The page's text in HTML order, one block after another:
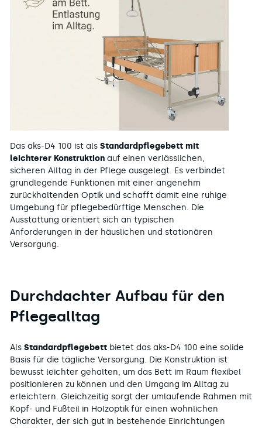
Das aks-D4 100 ist als Standardpflegebett mit
leichterer Konstruktion auf einen verlässlichen,
sicheren Alltag in der Pflege ausgelegt. Es verbindet
grundlegende Funktionen mit einer angenehm
zurückhaltenden Optik und schafft damit eine ruhige
Umgebung für pflegebedürftige Menschen. Die
Ausstattung orientiert sich an typischen
Anforderungen in der häuslichen und stationären
Versorgung.
Durchdachter Aufbau für den
Pflegealltag
Als Standardpflegebett bietet das aks-D4 100 eine solide
Basis für die tägliche Versorgung. Die Konstruktion ist
bewusst leichter gehalten, um das Bett im Raum flexibel
positionieren zu können und den Umgang im Alltag zu
erleichtern. Gleichzeitig sorgt der umlaufende Rahmen mit
Kopf- und Fußteil in Holzoptik für einen wohnlichen
Charakter, der sich gut in bestehende Einrichtungen